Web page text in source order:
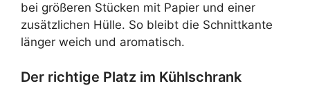
bei größeren Stücken mit Papier und einer
zusätzlichen Hülle. So bleibt die Schnittkante
länger weich und aromatisch.
Der richtige Platz im Kühlschrank